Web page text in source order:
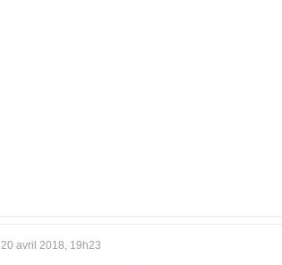
20 avril 2018, 19h23